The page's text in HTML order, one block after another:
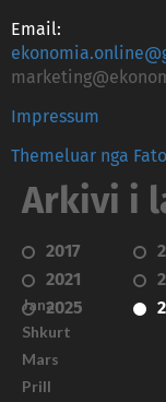
Email:
Impressum
Themeluar nga
Arkivi i
2017
2021
2025
Janar
Shkurt
Mars
Prill